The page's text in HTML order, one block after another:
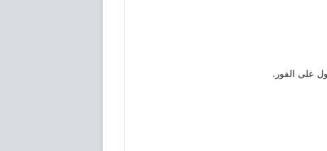
على الفور.